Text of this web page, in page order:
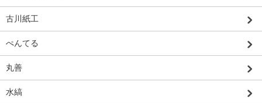
古川紙工
ぺんてる
丸善
水縞